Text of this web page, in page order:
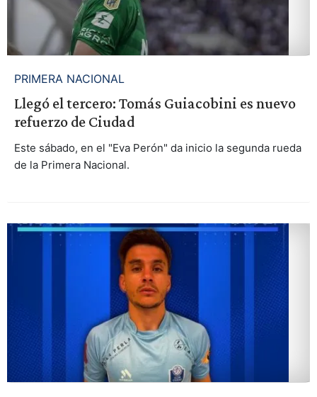
PRIMERA NACIONAL
Llegó el tercero: Tomás Guiacobini es nuevo
refuerzo de Ciudad
Este sábado, en el "Eva Perón" da inicio la segunda rueda
de la Primera Nacional.